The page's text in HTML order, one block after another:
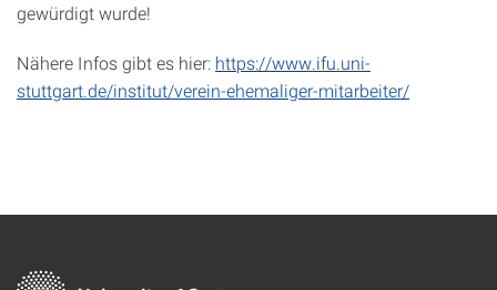
gewürdigtwurde!
Nähere Infos gibt es hier: https://www.ifu.uni-
stuttgart.de/institut/verein-ehemaliger-mitarbeiter/